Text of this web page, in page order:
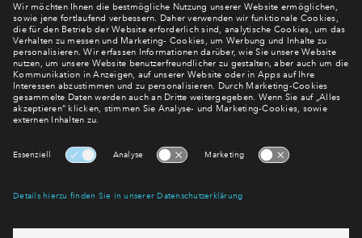
Newsletter Anmeldung
Verpassen Sie zu diesem Wohnprojekt keine Neuigkeiten
mehr! Wir halten Sie auf dem Laufenden – mit unserem
regelmäßig erscheinenden Newsletter informieren wir Sie
über den Stand dieses und weiterer Neubauprojekte.
Abonnieren